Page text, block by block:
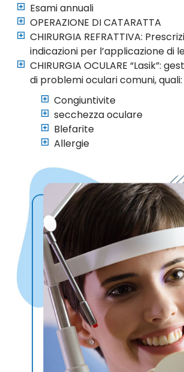
Esami annuali
OPERAZIONE DI CATARATTA
CHIRURGIA REFRATTIVA:
indicazioni per l’applicazione di
CHIRURGIA OCULARE “Lasik”:
di problemi oculari comuni, quali:
Congiuntivite
secchezza oculare
Blefarite
Allergie